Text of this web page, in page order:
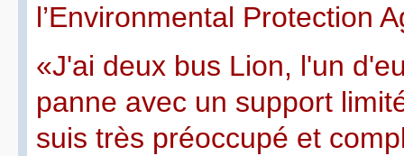
l’Environmental Protection
«J'ai deux bus Lion, l'un
panne avec un support
suis très préoccupé et